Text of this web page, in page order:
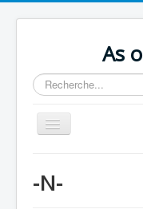
As
Rechercher
Basculer
la
Chronologie
-N-